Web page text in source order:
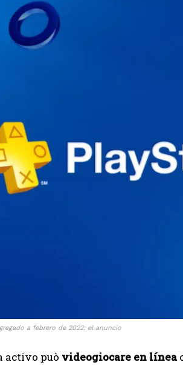
a febrero de 2022: el anuncio
activo può videogiocare en línea